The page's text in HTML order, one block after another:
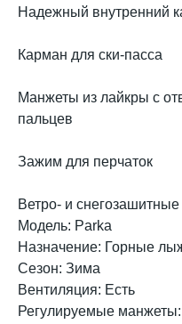
Надежный внутренний
Карман для ски-пасса
Манжеты из лайкры с
пальцев
Зажим для перчаток
Ветро- и снегозашитные
Модель: Parka
Назначение: Горные
Сезон: Зима
Вентиляция: Есть
Регулируемые